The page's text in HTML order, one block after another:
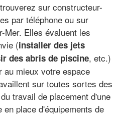
sur constructeur-
par téléphone ou sur
Mer. Elles évaluent les
(installer des jets
des abris de piscine, etc.)
au mieux votre espace
sur toutes sortes des
travail de placement d'une
place d'équipements de